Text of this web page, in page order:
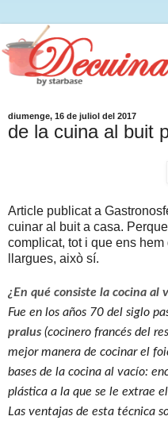
diumenge, 16 de juliol del 2017
de la cuina al buit
Article publicat a
cuinar al buit a casa.
complicat, tot i que ens
llargues, això sí.
¿En qué consiste la cocina al
Fue en los años 70 del siglo
pralus (cocinero francés del
mejor manera de cocinar el
bases de la cocina al vacío:
plástica a la que se le extrae
Las ventajas de esta técnica